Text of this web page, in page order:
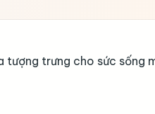
trưng cho sức sống